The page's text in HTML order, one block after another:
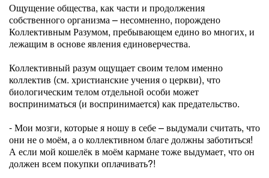
Ощущение общества, как части и продолжения
собственного организма – несомненно, порождено
Коллективным Разумом, пребывающем едино во многих, и
лежащим в основе явления единоверчества.
Коллективный разум ощущает своим телом именно
коллектив (см. христианские учения о церкви), что
биологическим телом отдельной особи может
восприниматься (и воспринимается) как предательство.
- Мои мозги, которые я ношу в себе – выдумали считать, что
они не о моём, а о коллективном благе должны заботиться!
А если мой кошелёк в моём кармане тоже выдумает, что он
должен всем покупки оплачивать?!